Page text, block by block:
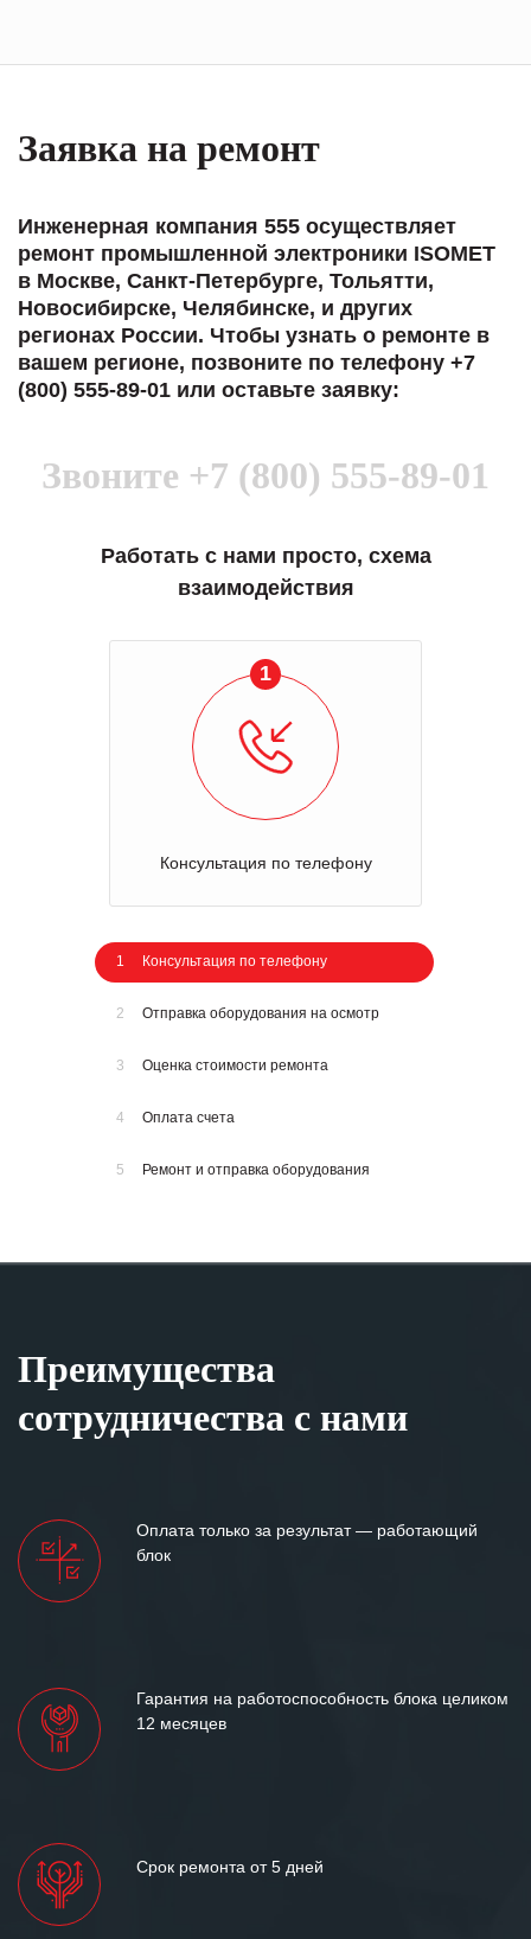
Заявка на ремонт
Инженерная компания 555 осуществляет
ремонт промышленной электроники ISOMET
в Москве, Санкт-Петербурге, Тольятти,
Новосибирске, Челябинске, и других
регионах России. Чтобы узнать о ремонте в
вашем регионе, позвоните по телефону +7
(800) 555-89-01 или оставьте заявку:
Звоните +7 (800) 555-89-01
Работать с нами просто, схема
взаимодействия
1
Консультация по телефону
1 Консультация по телефону
2 Отправка оборудования на осмотр
3 Оценка стоимости ремонта
4 Оплата счета
5 Ремонт и отправка оборудования
Преимущества
сотрудничества с нами
Оплата только за результат — работающий
блок
Гарантия на работоспособность блока целиком
12 месяцев
Срок ремонта от 5 дней